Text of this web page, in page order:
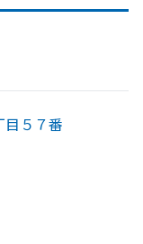
目５７番